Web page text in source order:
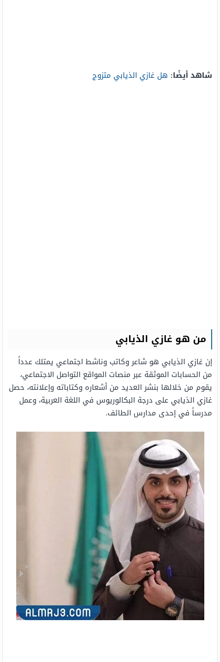
شاهد أيضًا: هل غازي الذيابي متزوج
من هو غازي الذيابي
إن غازي الذيابي هو شاعر وكاتب وناشط اجتماعي يمتلك عدداً
من الحسابات الموثقة عبر منصات المواقع التواصل الاجتماعي،
يقوم من خلالها بنشر العديد من أشعاره وكتاباته وإعلانته، حصل
غازي الذيابي على درجة البكالوريوس في اللغة العربية، وعمل
مدرساً في إحدى مدارس الطائف.